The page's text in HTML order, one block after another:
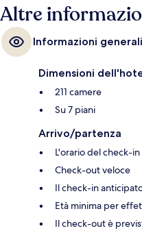
Altre
Informazioni generali
Dimensioni
211 camere
Su 7 piani
Arrivo/partenza
L'orario del check-
Check-out veloce
Il check-in
Età minima per
Il check-out è